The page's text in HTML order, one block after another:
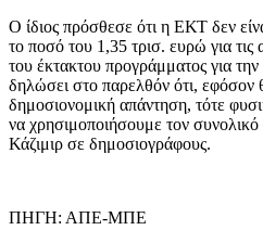
Ο ίδιος πρόσθεσε ότι η ΕΚΤ δεν
το ποσό του 1,35 τρισ. ευρώ για
του έκτακτου προγράμματος για
δηλώσει στο παρελθόν ότι, εφόσον
δημοσιονομική απάντηση, τότε
να χρησιμοποιήσουμε τον
Κάζιμιρ σε δημοσιογράφους.
ΠΗΓΗ: ΑΠΕ-ΜΠΕ